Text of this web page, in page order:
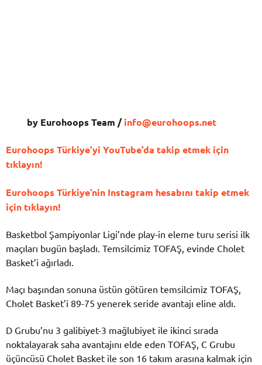
by Eurohoops Team /info@eurohoops.net
Eurohoops Türkiye’yi YouTube’da takip etmek için
tıklayın!
Eurohoops Türkiye’nin Instagram hesabını takip etmek
için tıklayın!
Basketbol Şampiyonlar Ligi’nde play-in eleme turu serisi ilk
maçıları bugün başladı. Temsilcimiz TOFAŞ, evinde Cholet
Basket’i ağırladı.
Maçı başından sonuna üstün götüren temsilcimiz TOFAŞ,
Cholet Basket’i 89-75 yenerek seride avantajı eline aldı.
D Grubu’nu 3 galibiyet-3 mağlubiyet ile ikinci sırada
noktalayarak saha avantajını elde eden TOFAŞ, C Grubu
üçüncüsü Cholet Basket ile son 16 takım arasına kalmak için